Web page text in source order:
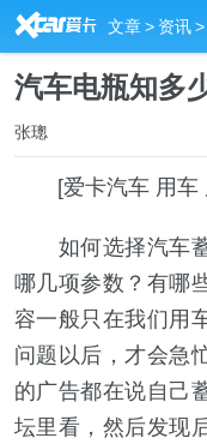
R 文章> 资讯>
汽车电瓶知多
张璁
[爱卡汽车 用车
如何选择汽车蓄
哪几项参数？有哪
容一般只在我们用
问题以后，才会急
的广告都在说自己
坛里看，然后发现